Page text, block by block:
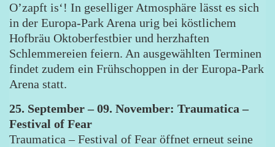
O’zapft is‘! In geselliger Atmosphäre lässt es sich
in der Europa-Park Arena urig bei köstlichem
Hofbräu Oktoberfestbier und herzhaften
Schlemmereien feiern. An ausgewählten Terminen
findet zudem ein Frühschoppen in der Europa-Park
Arena statt.
25. September – 09. November: Traumatica –
Festival of Fear
Traumatica – Festival of Fear öffnet erneut seine